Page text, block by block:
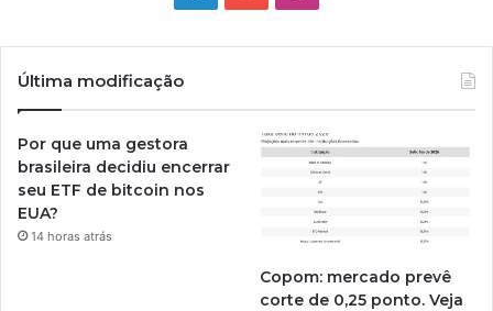
Última modificação
Por que uma gestora
brasileira decidiu encerrar
seu ETF de bitcoin nos
EUA?
14 horas atrás
Copom: mercado prevê
corte de 0,25 ponto. Veja